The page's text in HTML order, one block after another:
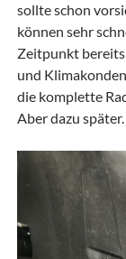
sollte schon
können sehr
Zeitpunkt
und
die komplette
Aber dazu später.